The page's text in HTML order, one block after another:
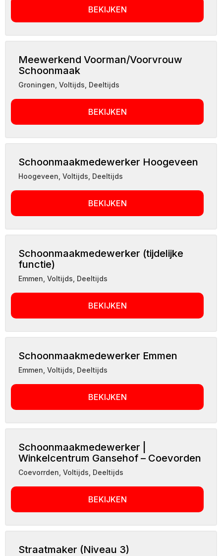
BEKIJKEN
Meewerkend Voorman/Voorvrouw
Schoonmaak
Groningen Voltijds, Deeltijds
BEKIJKEN
Schoonmaakmedewerker Hoogeveen
Hoogeveen Voltijds, Deeltijds
BEKIJKEN
Schoonmaakmedewerker (tijdelijke
functie)
Emmen Voltijds, Deeltijds
BEKIJKEN
Schoonmaakmedewerker Emmen
Emmen Voltijds, Deeltijds
BEKIJKEN
Schoonmaakmedewerker |
Winkelcentrum Gansehof – Coevorden
Coevorrden Voltijds, Deeltijds
BEKIJKEN
Straatmaker (Niveau 3)